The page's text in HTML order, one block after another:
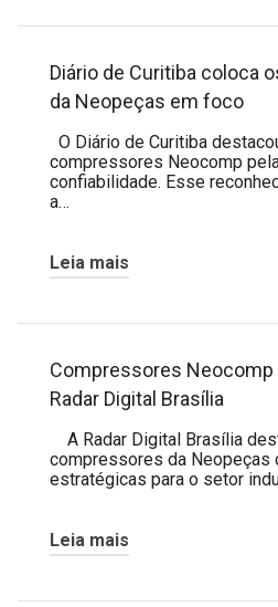
Diário de Curitiba coloca
da Neopeças em foco
O Diário de Curitiba
compressores Neocomp
confiabilidade. Esse
a…
Leia mais
Compressores
Radar Digital Brasília
A Radar Digital Brasília
compressores da Neopeças
estratégicas para o setor
Leia mais